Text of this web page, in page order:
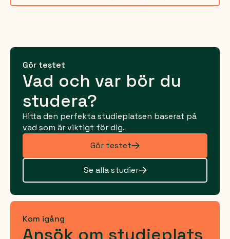
Gör testet
Vad och var bör du
studera?
Hitta den perfekta studieplatsen baserat på
vad som är viktigt för dig.
Gör testet
Se alla studier
Kom igång